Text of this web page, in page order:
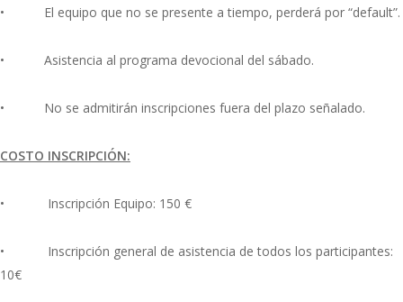
• El equipo que no se presente a tiempo, perderá por “default”.
• Asistencia al programa devocional del sábado.
• No se admitirán inscripciones fuera del plazo señalado.
COSTO INSCRIPCIÓN:
• Inscripción Equipo: 150 €
• Inscripción general de asistencia de todos los participantes:
10€